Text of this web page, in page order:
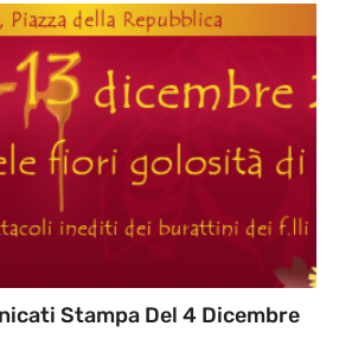
Stampa Del 4 Dicembre